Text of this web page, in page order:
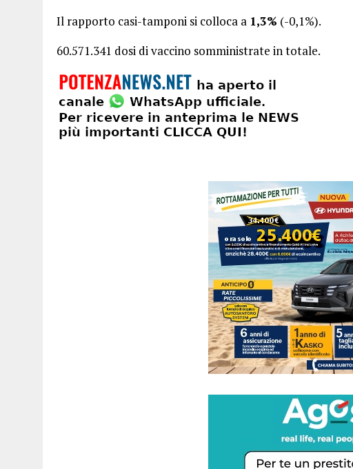
Il rapporto casi-tamponi si colloca a 1,3% (-0,1%).
60.571.341 dosi di vaccino somministrate in totale.